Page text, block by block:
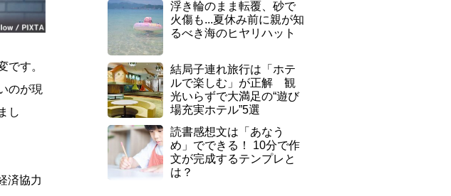
です。
のが現
し
済協力
浮き輪のまま転覆、砂で
火傷も...夏休み前に親が知
るべき海のヒヤリハット
結局子連れ旅行は「ホテ
ルで楽しむ」が正解 観
光いらずで大満足の“遊び
場充実ホテル”5選
読書感想文は「あなう
め」でできる！ 10分で作
文が完成するテンプレと
は？